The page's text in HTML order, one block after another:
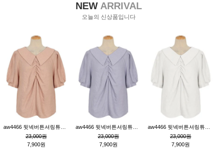
NEWARRIVAL
오늘의 신상품입니다
23,000원
7,900원
23,000원
7,900원
23,000원
7,900원